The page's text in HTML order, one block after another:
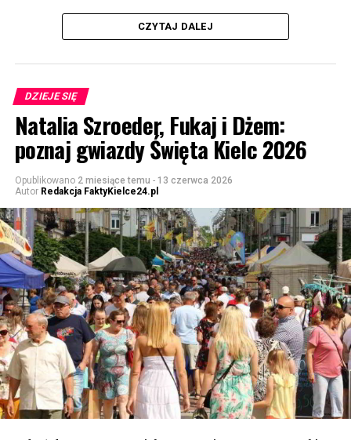
CZYTAJ DALEJ
DZIEJE SIĘ
Natalia Szroeder, Fukaj i Dżem:
poznaj gwiazdy Święta Kielc 2026
Opublikowano 2 miesiące temu - 13 czerwca 2026
Autor Redakcja FaktyKielce24.pl